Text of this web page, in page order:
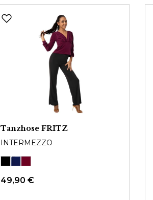
Tanzhose FRITZ
INTERMEZZO
49,90 €